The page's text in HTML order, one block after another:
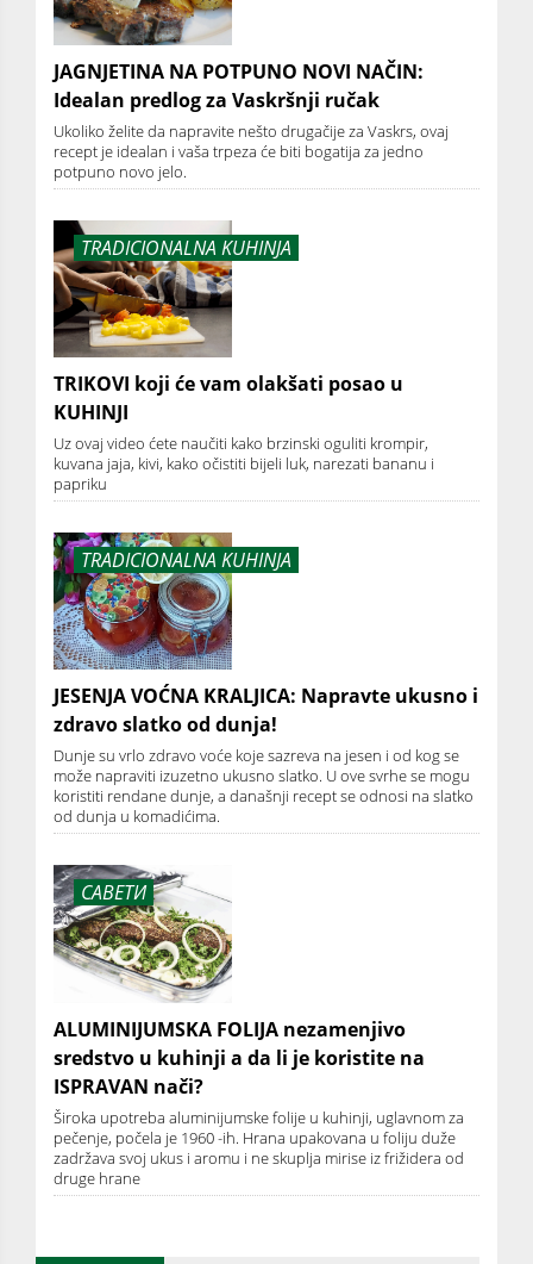
JAGNJETINA NA POTPUNO NOVI NAČIN:
Idealan predlog za Vaskršnji ručak
Ukoliko želite da napravite nešto drugačije za Vaskrs, ovaj
recept je idealan i vaša trpeza će biti bogatija za jedno
potpuno novo jelo.
TRADICIONALNA KUHINJA
TRIKOVI koji će vam olakšati posao u
KUHINJI
Uz ovaj video ćete naučiti kako brzinski oguliti krompir,
kuvana jaja, kivi, kako očistiti bijeli luk, narezati bananu i
papriku
TRADICIONALNA KUHINJA
JESENJA VOĆNA KRALJICA: Napravte ukusno i
zdravo slatko od dunja!
Dunje su vrlo zdravo voće koje sazreva na jesen i od kog se
može napraviti izuzetno ukusno slatko. U ove svrhe se mogu
koristiti rendane dunje, a današnji recept se odnosi na slatko
od dunja u komadićima.
САВЕТИ
ALUMINIJUMSKA FOLIJA nezamenjivo
sredstvo u kuhinji a da li je koristite na
ISPRAVAN nači?
Široka upotreba aluminijumske folije u kuhinji, uglavnom za
pečenje, počela je 1960 -ih. Hrana upakovana u foliju duže
zadržava svoj ukus i aromu i ne skuplja mirise iz frižidera od
druge hrane